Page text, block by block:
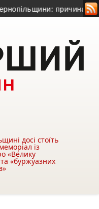
причина смерті –
досі стоїть
із
«Велику
«буржуазних